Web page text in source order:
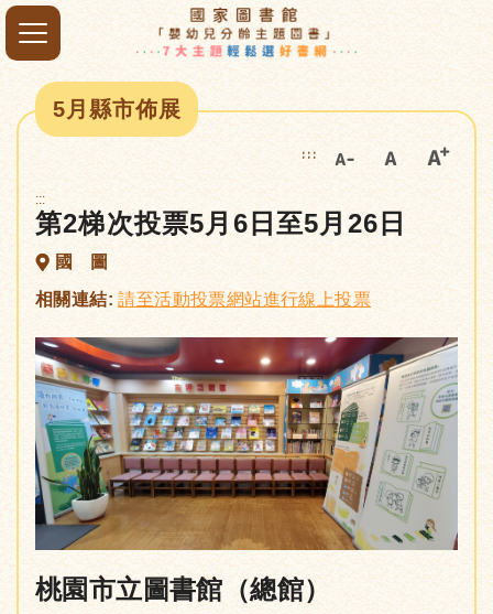
5月縣市佈展
:::
:::
第2梯次投票5月6日至5月26日
國 圖
相關連結: 請至活動投票網站進行線上投票
桃園市立圖書館（總館）